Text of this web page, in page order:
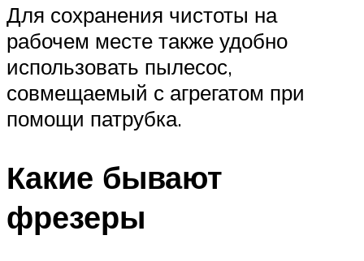
Для сохранения чистоты на
рабочем месте также удобно
использовать пылесос,
совмещаемый с агрегатом при
помощи патрубка.
Какие бывают
фрезеры